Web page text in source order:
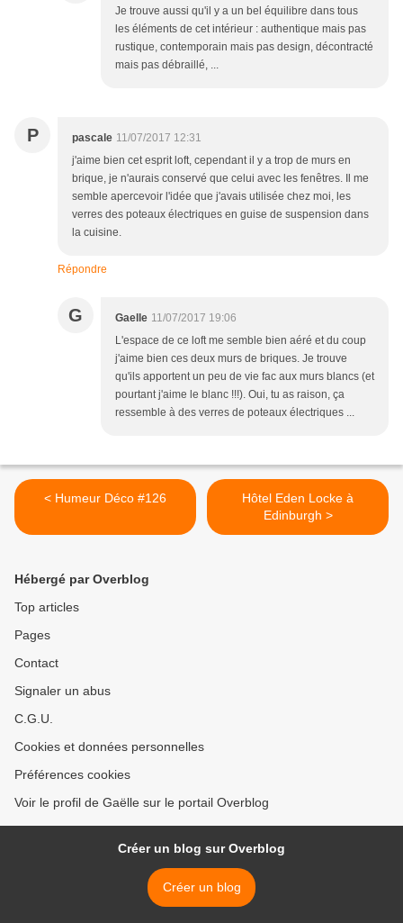
Je trouve aussi qu'il y a un bel équilibre dans tous
les éléments de cet intérieur : authentique mais pas
rustique, contemporain mais pas design, décontracté
mais pas débraillé, ...
P pascale 11/07/2017 12:31
j'aime bien cet esprit loft, cependant il y a trop de murs en
brique, je n'aurais conservé que celui avec les fenêtres. Il me
semble apercevoir l'idée que j'avais utilisée chez moi, les
verres des poteaux électriques en guise de suspension dans
la cuisine.
Répondre
G Gaelle 11/07/2017 19:06
L'espace de ce loft me semble bien aéré et du coup
j'aime bien ces deux murs de briques. Je trouve
qu'ils apportent un peu de vie fac aux murs blancs (et
pourtant j'aime le blanc !!!). Oui, tu as raison, ça
ressemble à des verres de poteaux électriques ...
< Humeur Déco #126
Hôtel Eden Locke à
Edinburgh >
Hébergé par Overblog
Top articles
Pages
Contact
Signaler un abus
C.G.U.
Cookies et données personnelles
Préférences cookies
Voir le profil de Gaëlle sur le portail Overblog
Créer un blog sur Overblog
Créer un blog